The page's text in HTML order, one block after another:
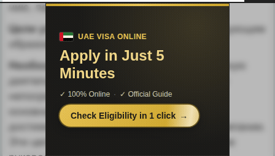
нию, переговорам и убеждению сторон.
Цели управления классифицируют
следующим
образом:
Необходимые цели
— определяют основную
деятельность ор­ганизации. Они относятся
непосредственно к целевому назначе­нию
основных функций организации. От их
достижения зависит жизнеспособность компании.
Эти цели определяют успех или поражение